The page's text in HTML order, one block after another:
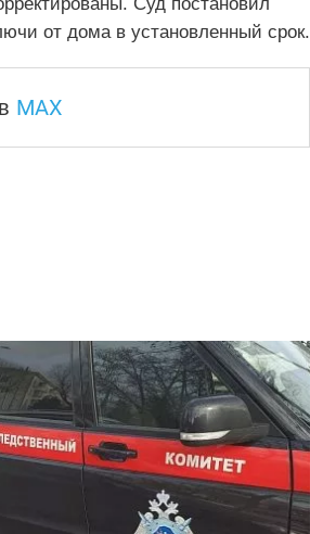
от дома в установленный срок.
в MAX